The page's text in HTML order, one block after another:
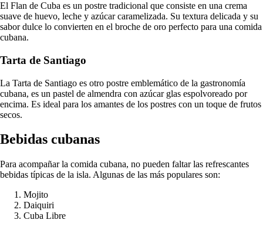
El Flan de Cuba es un postre tradicional que consiste en una crema
suave de huevo, leche y azúcar caramelizada. Su textura delicada y su
sabor dulce lo convierten en el broche de oro perfecto para una comida
cubana.
Tarta de Santiago
La Tarta de Santiago es otro postre emblemático de la gastronomía
cubana, es un pastel de almendra con azúcar glas espolvoreado por
encima. Es ideal para los amantes de los postres con un toque de frutos
secos.
Bebidas cubanas
Para acompañar la comida cubana, no pueden faltar las refrescantes
bebidas típicas de la isla. Algunas de las más populares son:
Mojito
Daiquiri
Cuba Libre